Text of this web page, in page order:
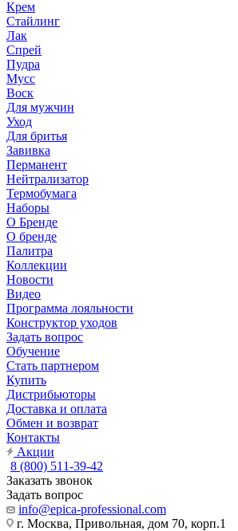
Крем
Стайлинг
Лак
Спрей
Пудра
Мусс
Воск
Для мужчин
Уход
Для бритья
Завивка
Перманент
Нейтрализатор
Термобумага
Наборы
О Бренде
О бренде
Палитра
Коллекции
Новости
Видео
Программа лояльности
Конструктор уходов
Задать вопрос
Обучение
Стать партнером
Купить
Дистрибьюторы
Доставка и оплата
Обмен и возврат
Контакты
Акции
8 (800) 511-39-42
Заказать звонок
Задать вопрос
info@epica-professional.com
г. Москва, Привольная, дом 70, корп.1